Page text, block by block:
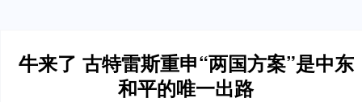
牛来了 古特雷斯重申“两国方案”是中东
和平的唯一出路